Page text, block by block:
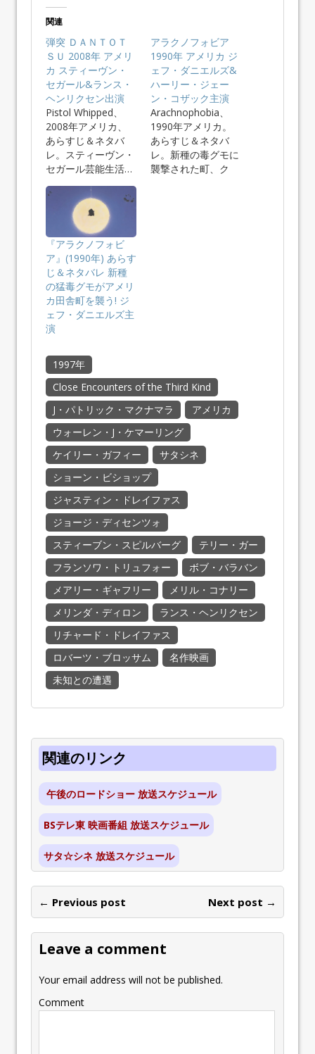
関連
弾突 ＤＡＮＴＯＴ
ＳＵ 2008年 アメリ
カ スティーヴン・
セガール&ランス・
ヘンリクセン出演
Pistol Whipped、
2008年アメリカ、
あらすじ＆ネタバ
レ。スティーヴン・
セガール芸能生活…
アラクノフォビア
1990年 アメリカ ジ
ェフ・ダニエルズ&
ハーリー・ジェー
ン・コザック主演
Arachnophobia、
1990年アメリカ。
あらすじ＆ネタバ
レ。新種の毒グモに
襲撃された町、ク
『アラクノフォビ
ア』(1990年) あらす
じ＆ネタバレ 新種
の猛毒グモがアメリ
カ田舎町を襲う! ジ
ェフ・ダニエルズ主
演
1997年
Close Encounters of the Third Kind
J・パトリック・マクナマラ
アメリカ
ウォーレン・J・ケマーリング
ケイリー・ガフィー
サタシネ
ショーン・ビショップ
ジャスティン・ドレイファス
ジョージ・ディセンツォ
スティーブン・スピルバーグ
テリー・ガー
フランソワ・トリュフォー
ボブ・バラバン
メアリー・ギャフリー
メリル・コナリー
メリンダ・ディロン
ランス・ヘンリクセン
リチャード・ドレイファス
ロバーツ・ブロッサム
名作映画
未知との遭遇
関連のリンク
午後のロードショー 放送スケジュール
BSテレ東 映画番組 放送スケジュール
サタ☆シネ 放送スケジュール
← Previous post Next post →
Leave a comment
Your email address will not be published.
Comment